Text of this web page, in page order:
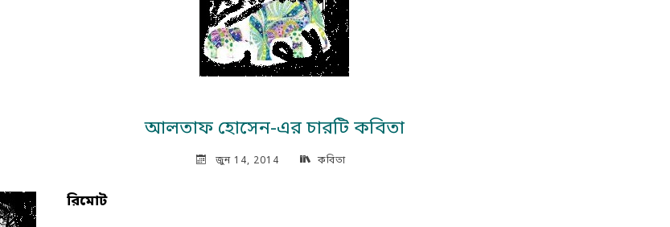
আলতাফ হোসেন-এর চারটি কবিতা
জুন 14, 2014 কবিতা
রিমোট